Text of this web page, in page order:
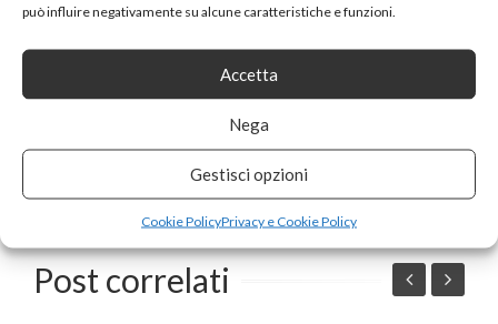
può influire negativamente su alcune caratteristiche e funzioni.
Accetta
Nega
Gestisci opzioni
Cookie PolicyPrivacy e Cookie Policy
Categorie: Sport | 0 | Redazione
Redazione Autore
Post correlati